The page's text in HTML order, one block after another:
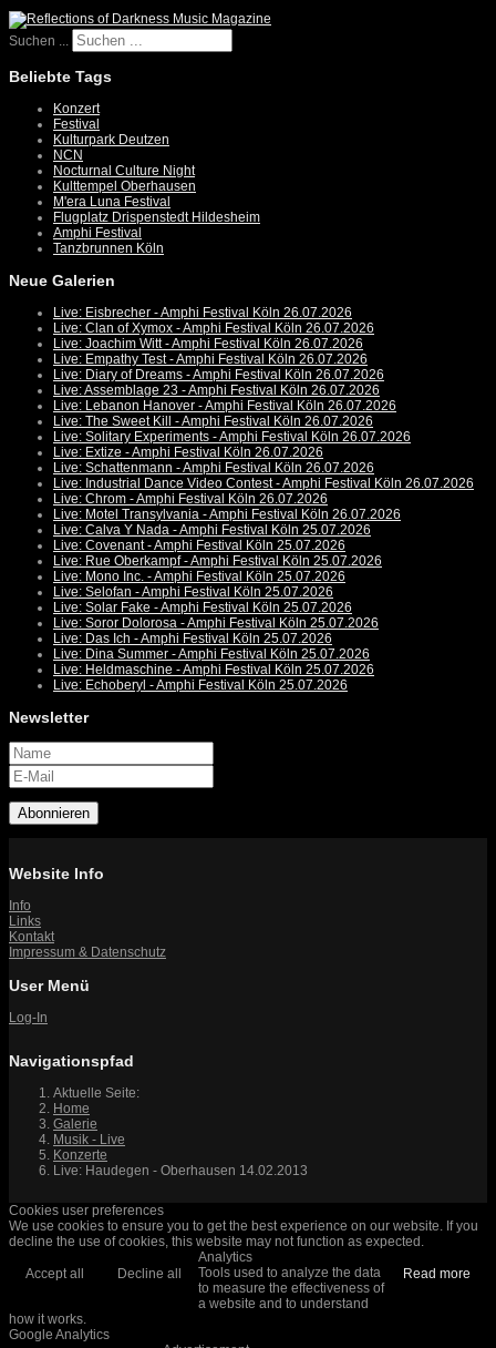
Suchen ...
Beliebte Tags
Konzert
Festival
Kulturpark Deutzen
NCN
Nocturnal Culture Night
Kulttempel Oberhausen
M'era Luna Festival
Flugplatz Drispenstedt Hildesheim
Amphi Festival
Tanzbrunnen Köln
Neue Galerien
Live: Eisbrecher - Amphi Festival Köln 26.07.2026
Live: Clan of Xymox - Amphi Festival Köln 26.07.2026
Live: Joachim Witt - Amphi Festival Köln 26.07.2026
Live: Empathy Test - Amphi Festival Köln 26.07.2026
Live: Diary of Dreams - Amphi Festival Köln 26.07.2026
Live: Assemblage 23 - Amphi Festival Köln 26.07.2026
Live: Lebanon Hanover - Amphi Festival Köln 26.07.2026
Live: The Sweet Kill - Amphi Festival Köln 26.07.2026
Live: Solitary Experiments - Amphi Festival Köln 26.07.2026
Live: Extize - Amphi Festival Köln 26.07.2026
Live: Schattenmann - Amphi Festival Köln 26.07.2026
Live: Industrial Dance Video Contest - Amphi Festival Köln 26.07.2026
Live: Chrom - Amphi Festival Köln 26.07.2026
Live: Motel Transylvania - Amphi Festival Köln 26.07.2026
Live: Calva Y Nada - Amphi Festival Köln 25.07.2026
Live: Covenant - Amphi Festival Köln 25.07.2026
Live: Rue Oberkampf - Amphi Festival Köln 25.07.2026
Live: Mono Inc. - Amphi Festival Köln 25.07.2026
Live: Selofan - Amphi Festival Köln 25.07.2026
Live: Solar Fake - Amphi Festival Köln 25.07.2026
Live: Soror Dolorosa - Amphi Festival Köln 25.07.2026
Live: Das Ich - Amphi Festival Köln 25.07.2026
Live: Dina Summer - Amphi Festival Köln 25.07.2026
Live: Heldmaschine - Amphi Festival Köln 25.07.2026
Live: Echoberyl - Amphi Festival Köln 25.07.2026
Newsletter
Abonnieren
Website Info
Info
Links
Kontakt
Impressum & Datenschutz
User Menü
Log-In
Navigationspfad
Aktuelle Seite:
Home
Galerie
Musik - Live
Konzerte
Live: Haudegen - Oberhausen 14.02.2013
Cookies user preferences
We use cookies to ensure you to get the best experience on our website. If you
decline the use of cookies, this website may not function as expected.
Accept all Decline all Read more
Analytics
Tools used to analyze the data
to measure the effectiveness of
a website and to understand
how it works.
Google Analytics